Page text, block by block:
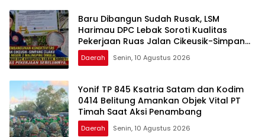
Baru Dibangun Sudah Rusak, LSM
Harimau DPC Lebak Soroti Kualitas
Pekerjaan Ruas Jalan Cikeusik-Simpang
Cijaku
Daerah Senin, 10 Agustus 2026
Yonif TP 845 Ksatria Satam dan Kodim
0414 Belitung Amankan Objek Vital PT
Timah Saat Aksi Penambang
Daerah Senin, 10 Agustus 2026